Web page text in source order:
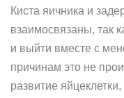
Киста яичника и
взаимосвязаны, так
и выйти вместе с
причинам это не
развитие